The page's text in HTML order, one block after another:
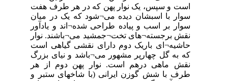
است و سپس، یک نوار پهن که در هر طرف هفت
سوار با اسبشان دیده می¬شود که یک در میان
سوار بر اسب و پیاده طراحی شده¬اند و یادآور
نقش برجسته¬های تخت¬جمشید می¬باشند. نوار
حاشیه¬ای باریک دوم دارای نقشی گیاهی است
که به گل چهارپر مشهور می¬باشد و نیای بزرگ
نقش ماهی درهم است. نوار پهن دوم از هر
طرف با شش گوزن ایرانی (با شاخهای ستبر و